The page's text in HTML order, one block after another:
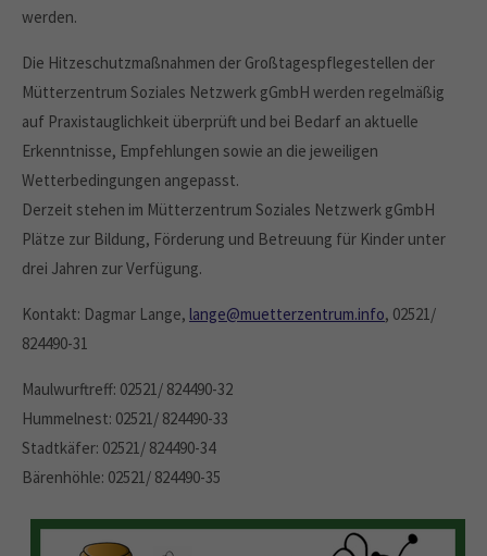
werden.
Die Hitzeschutzmaßnahmen der Großtagespflegestellen der
Mütterzentrum Soziales Netzwerk gGmbH werden regelmäßig
auf Praxistauglichkeit überprüft und bei Bedarf an aktuelle
Erkenntnisse, Empfehlungen sowie an die jeweiligen
Wetterbedingungen angepasst.
Derzeit stehen im Mütterzentrum Soziales Netzwerk gGmbH
Plätze zur Bildung, Förderung und Betreuung für Kinder unter
drei Jahren zur Verfügung.
Kontakt: Dagmar Lange, lange@muetterzentrum.info, 02521/
824490-31
Maulwurftreff: 02521/ 824490-32
Hummelnest: 02521/ 824490-33
Stadtkäfer: 02521/ 824490-34
Bärenhöhle: 02521/ 824490-35